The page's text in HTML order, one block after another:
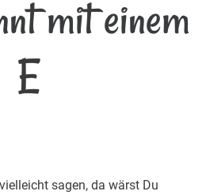
mit einem
E
sagen, da wärst Du